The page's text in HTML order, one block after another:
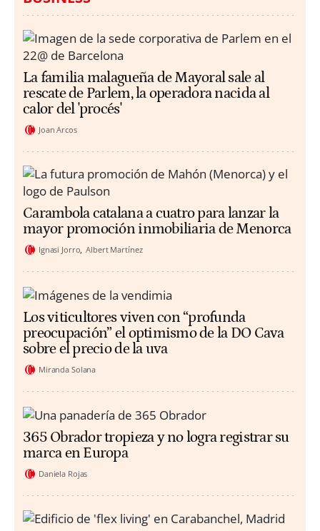
La familia malagueña de Mayoral sale al
rescate de Parlem, la operadora nacida al
calor del 'procés'
Joan Arcos
Carambola catalana a cuatro para lanzar la
mayor promoción inmobiliaria de Menorca
Ignasi Jorro Albert Martínez
Los viticultores viven con “profunda
preocupación” el optimismo de la DO Cava
sobre el precio de la uva
Miranda Solana
365 Obrador tropieza y no logra registrar su
marca en Europa
Daniela Rojas